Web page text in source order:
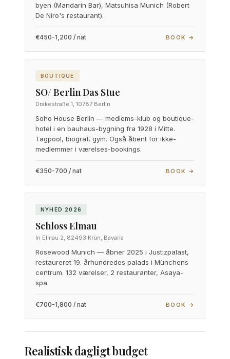
byen (Mandarin Bar), Matsuhisa Munich (Robert
De Niro's restaurant).
€450-1,200 / nat BOOK →
BOUTIQUE
SO/ Berlin Das Stue
Drakestraße 1, 10787 Berlin
Soho House Berlin — medlems-klub og boutique-
hotel i en bauhaus-bygning fra 1928 i Mitte.
Tagpool, biograf, gym. Også åbent for ikke-
medlemmer i værelses-bookings.
€350-700 / nat BOOK →
NYHED 2026
Schloss Elmau
In Elmau 2, 82493 Krün, Bavaria
Rosewood Munich — åbner 2025 i Justizpalast,
restaureret 19. århundredes palads i Münchens
centrum. 132 værelser, 2 restauranter, Asaya-
spa.
€700-1,800 / nat BOOK →
Realistisk dagligt budget